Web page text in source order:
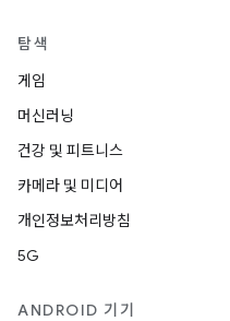
탐색
게임
머신러닝
건강 및 피트니스
카메라 및 미디어
개인정보처리방침
5G
ANDROID 기기